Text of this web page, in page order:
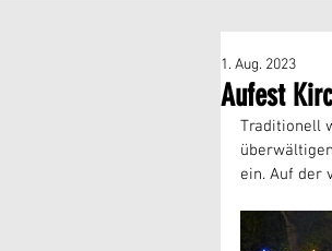
Aufest
1. Aug. 2023
Traditionell
ein. Auf der